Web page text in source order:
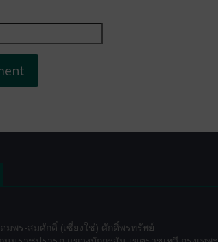
มพร-สมศักดิ์ (เซี่ยงใช่) ศักดิ์พรทรัพย์